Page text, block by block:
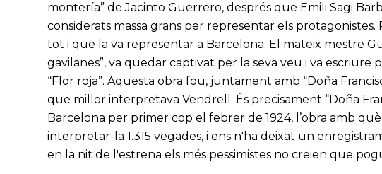
montería” de Jacinto Guerrero, després que Emili Sagi
considerats massa grans per representar els
tot i que la va representar a Barcelona. El mateix mestre
gavilanes”, va quedar captivat per la seva veu i va escriure
“Flor roja”. Aquesta obra fou, juntament amb “Doña
que millor interpretava Vendrell. És precisament “Doña
Barcelona per primer cop el febrer de 1924, l’obra amb
interpretar-la 1.315 vegades, i ens n'ha deixat un
en la nit de l'estrena els més pessimistes no creien que